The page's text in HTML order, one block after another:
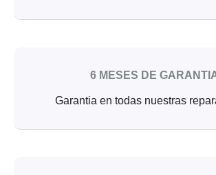
6 MESES DE
Garantia en todas nuestras